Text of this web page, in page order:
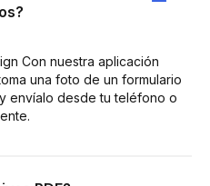
Con nuestra aplicación
una foto de un formulario
envíalo desde tu teléfono o